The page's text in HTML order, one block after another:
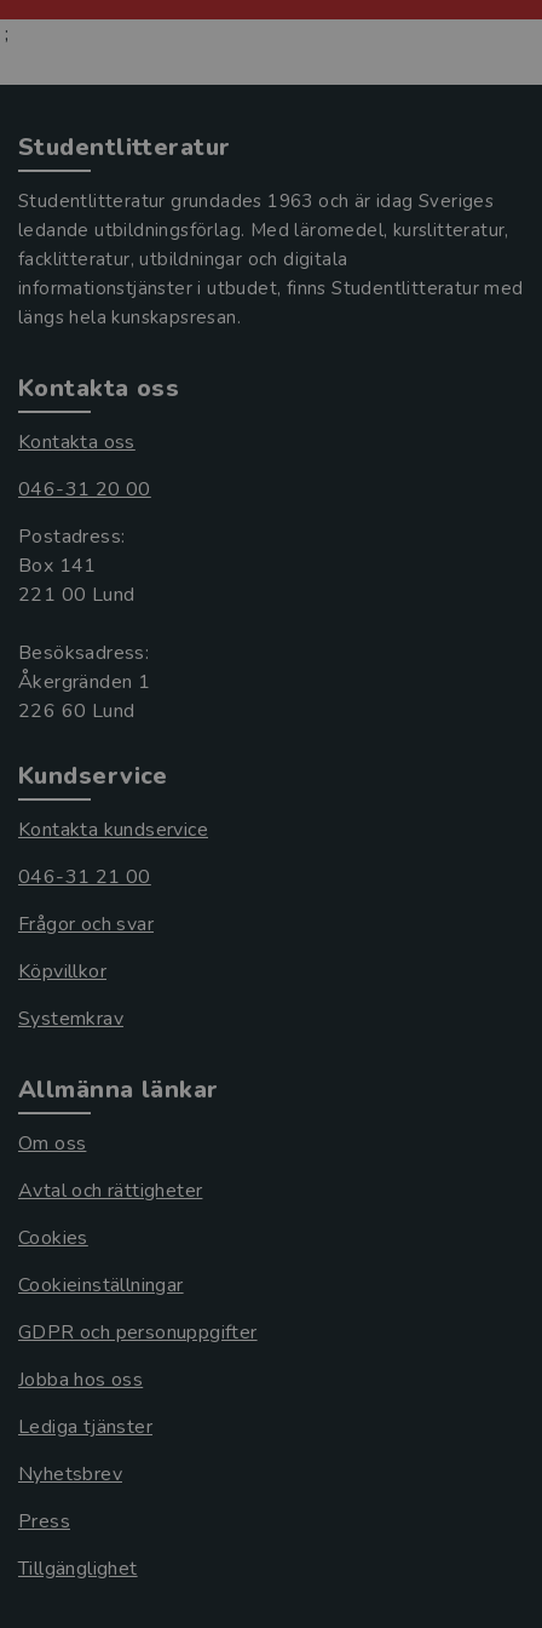
;
Studentlitteratur
Studentlitteratur grundades 1963 och är idag Sveriges
ledande utbildningsförlag. Med läromedel, kurslitteratur,
facklitteratur, utbildningar och digitala
informationstjänster i utbudet, finns Studentlitteratur med
längs hela kunskapsresan.
Kontakta oss
Kontakta oss
046-31 20 00
Postadress:
Box 141
221 00 Lund
Besöksadress:
Åkergränden 1
Kundservice
Kontakta kundservice
046-31 21 00
Frågor och svar
Köpvillkor
Systemkrav
Allmänna länkar
Om oss
Avtal och rättigheter
Cookies
Cookieinställningar
GDPR och personuppgifter
Jobba hos oss
Lediga tjänster
Nyhetsbrev
Press
Tillgänglighet